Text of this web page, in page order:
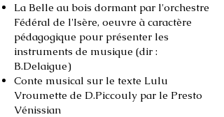
La Belle au bois dormant par l'orchestre
Fédéral de l'Isère, oeuvre à caractère
pédagogique pour présenter les
instruments de musique (dir :
B.Delaigue)
Conte musical sur le texte Lulu
Vroumette de D.Piccouly par le Presto
Vénissian